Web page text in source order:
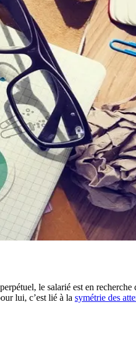
le salarié est en recherche
lui, c’est lié à la symétrie des